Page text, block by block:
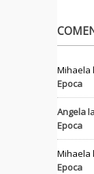
Mihaela
Epoca
Angelala
Epoca
Mihaela
Epoca